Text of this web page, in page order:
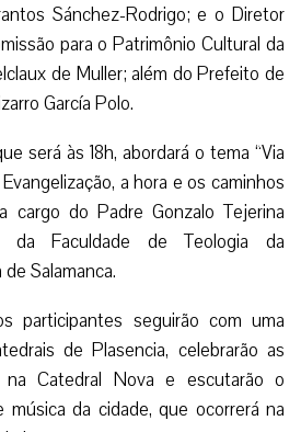
Sánchez-Rodrigo; e o Diretor
para o Patrimônio Cultural da
de Muller; além do Prefeito de
García Polo.
será às 18h, abordará o tema “Via
a hora e os caminhos
cargo do Padre Gonzalo Tejerina
da Faculdade de Teologia da
Salamanca.
participantes seguirão com uma
de Plasencia, celebrarão as
Catedral Nova e escutarão o
da cidade, que ocorrerá na